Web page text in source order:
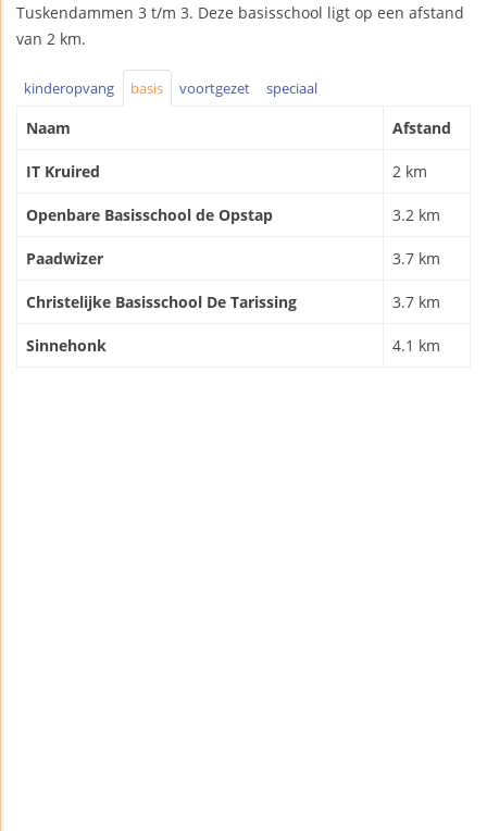
Tuskendammen 3 t/m 3. Deze basisschool ligt op een afstand
van 2 km.
kinderopvang basis voortgezet speciaal
Naam Afstand
IT Kruired 2 km
Openbare Basisschool de Opstap 3.2 km
Paadwizer 3.7 km
Christelijke Basisschool De Tarissing 3.7 km
Sinnehonk 4.1 km